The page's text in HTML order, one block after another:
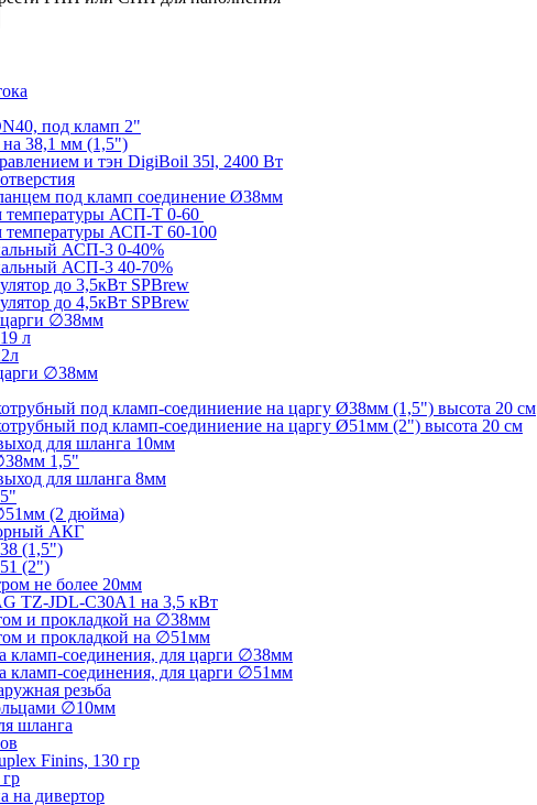
под кламп 2"
на 38,1 мм (1,5")
и тэн DigiBoil 35l, 2400 Вт
под кламп соединение Ø38мм
температуры АСП-Т 0-60
температуры АСП-Т 60-100
АСП-3 0-40%
АСП-3 40-70%
до 3,5кВт SPBrew
до 4,5кВт SPBrew
царги ∅38мм
л
∅38мм
под кламп-соединиение на царгу Ø38мм (1,5") высота 20 см
под кламп-соединиение на царгу Ø51мм (2") высота 20 см
для шланга 10мм
1,5"
для шланга 8мм
(2 дюйма)
АКГ
(1,5")
(2")
не более 20мм
TZ-JDL-C30A1 на 3,5 кВт
и прокладкой на ∅38мм
и прокладкой на ∅51мм
кламп-соединения, для царги ∅38мм
кламп-соединения, для царги ∅51мм
резьба
∅10мм
шланга
Finins, 130 гр
на дивертор